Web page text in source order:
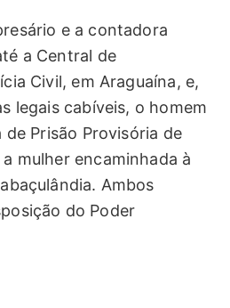
e a contadora
a Central de
Civil, em Araguaína, e,
legais cabíveis, o homem
Prisão Provisória de
mulher encaminhada à
Ambos
do Poder